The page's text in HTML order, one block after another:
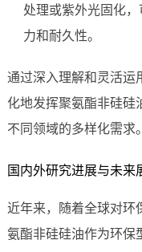
处理或紫外光固化
力和耐久性。
通过深入理解和灵活运
化地发挥聚氨酯非硅硅
不同领域的多样化需求。
国内外研究进展与未来
近年来，随着全球对环
氨酯非硅硅油作为环保